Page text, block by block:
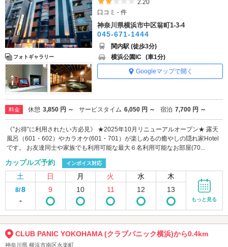
フォトギャラリー
5つ星のうち2
2.20
口コミ - 件
神奈川県横浜市中区翁町1-3-4
045-671-1444
関内駅 (徒歩3分)
横浜公園IC (車1分)
Googleマップで開く
料金 休憩 3,850 円 ～ サービスタイム 6,050 円 ～ 宿泊 7,700 円 ～
《”お得”に利用されたい方必見》 ★2025年10月リニューアルオープン★ 露天
風呂（601・602）やカラオケ(601・701）が楽しめるの癒やしの隠れ家Hotel
です。 お友達同士や家族でも利用可能な最大６名利用可能なお部屋(70...
カップルズ予約 インボイス対応
土 日 月 火 水 木
8/8
-
9 10 11 12 13
もっと見る
CLUB PANIC YOKOHAMA (クラブパニック横浜)から0.4km
神奈川県 横浜市南区永楽町